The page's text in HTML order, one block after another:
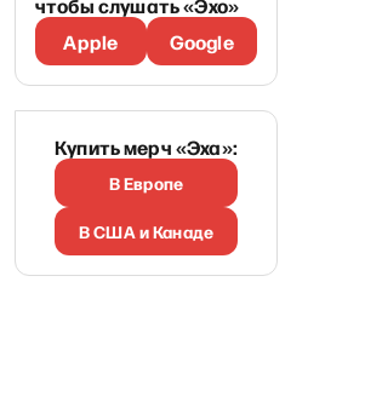
Apple
Google
Купить мерч «Эха»:
В Европе
В США и Канаде